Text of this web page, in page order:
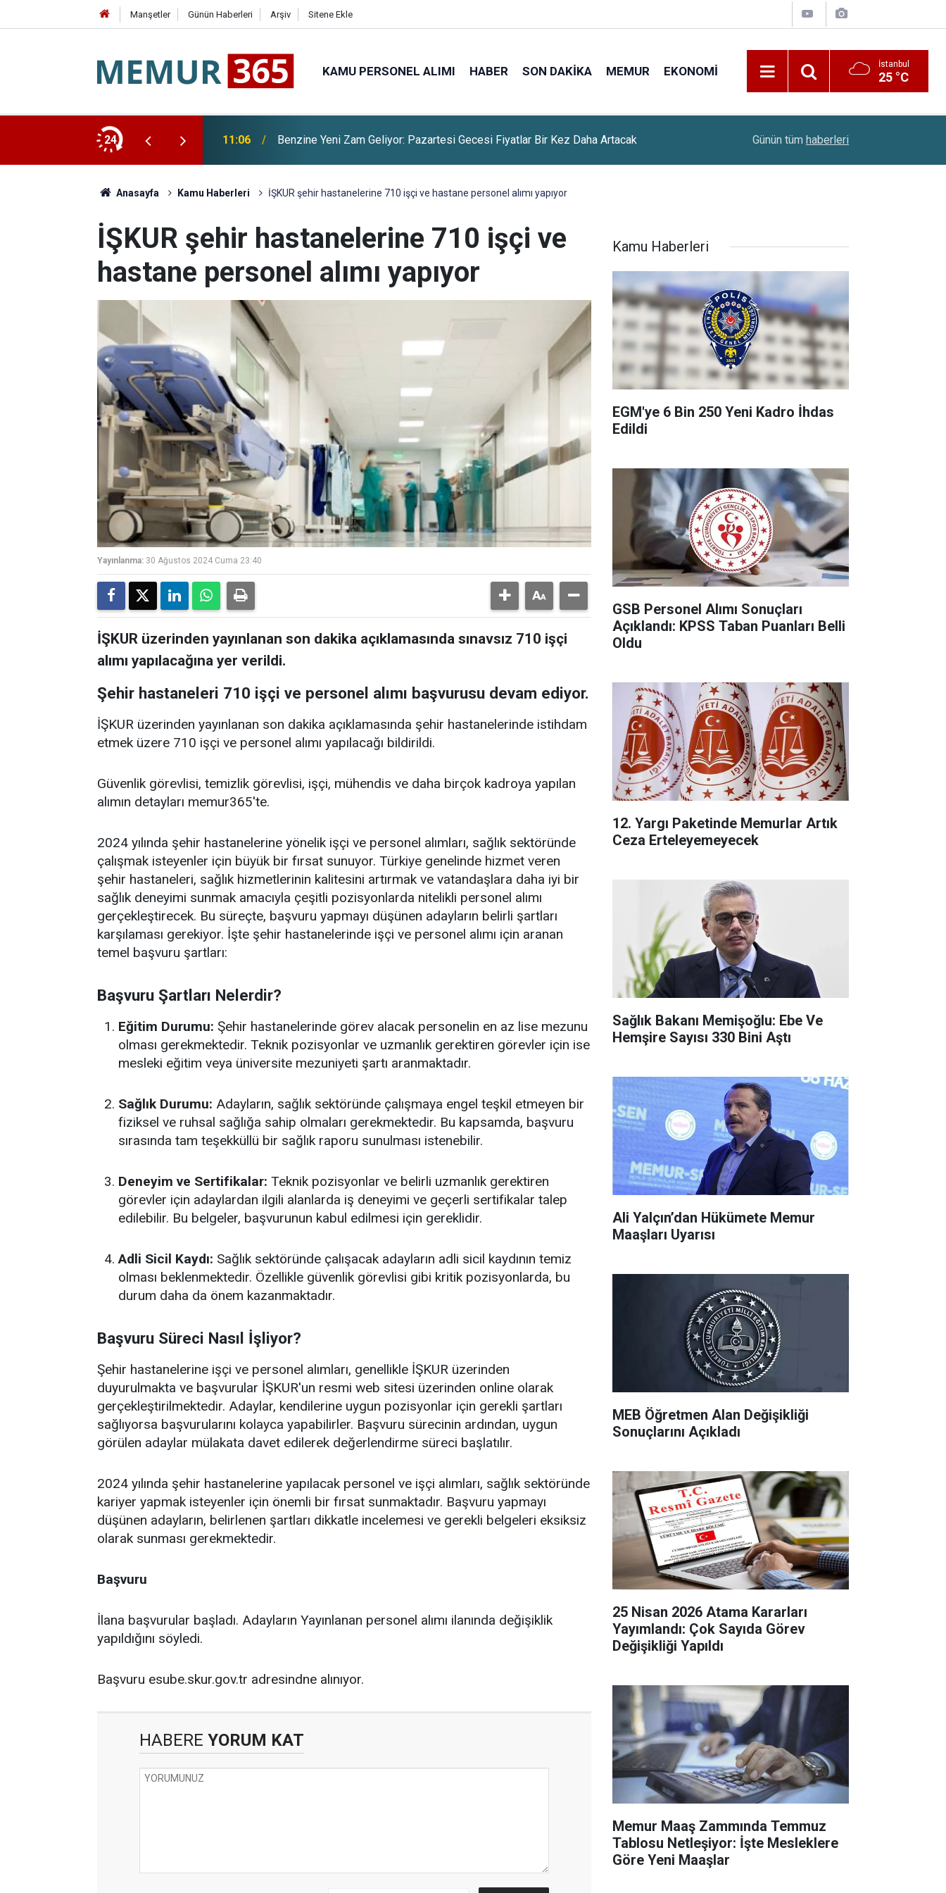
Manşetler Günün Haberleri Arşiv Sitene Ekle
KAMU PERSONEL ALIMI HABER SON DAKIKA MEMUR EKONOMI İstanbul
25 °C
24 11:06 Benzine Yeni Zam Geliyor: Pazartesi Gecesi Fiyatlar Bir Kez Daha Artacak Günün tüm haberleri
Anasayfa Kamu Haberleri İŞKUR şehir hastanelerine 710 işçi ve hastane personel alımı yapıyor
İŞKUR şehir hastanelerine 710 işçi ve
hastane personel alımı yapıyor
Yayınlanma: 30 Ağustos 2024 Cuma 23:40
İŞKUR üzerinden yayınlanan son dakika açıklamasında sınavsız 710 işçi
alımı yapılacağına yer verildi.
Şehir hastaneleri 710 işçi ve personel alımı başvurusu devam ediyor.
İŞKUR üzerinden yayınlanan son dakika açıklamasında şehir hastanelerinde istihdam
etmek üzere 710 işçi ve personel alımı yapılacağı bildirildi.
Güvenlik görevlisi, temizlik görevlisi, işçi, mühendis ve daha birçok kadroya yapılan
alımın detayları memur365'te.
2024 yılında şehir hastanelerine yönelik işçi ve personel alımları, sağlık sektöründe
çalışmak isteyenler için büyük bir fırsat sunuyor. Türkiye genelinde hizmet veren
şehir hastaneleri, sağlık hizmetlerinin kalitesini artırmak ve vatandaşlara daha iyi bir
sağlık deneyimi sunmak amacıyla çeşitli pozisyonlarda nitelikli personel alımı
gerçekleştirecek. Bu süreçte, başvuru yapmayı düşünen adayların belirli şartları
karşılaması gerekiyor. İşte şehir hastanelerinde işçi ve personel alımı için aranan
temel başvuru şartları:
Başvuru Şartları Nelerdir?
Eğitim Durumu: Şehir hastanelerinde görev alacak personelin en az lise mezunu
olması gerekmektedir. Teknik pozisyonlar ve uzmanlık gerektiren görevler için ise
mesleki eğitim veya üniversite mezuniyeti şartı aranmaktadır.
Sağlık Durumu: Adayların, sağlık sektöründe çalışmaya engel teşkil etmeyen bir
fiziksel ve ruhsal sağlığa sahip olmaları gerekmektedir. Bu kapsamda, başvuru
sırasında tam teşekküllü bir sağlık raporu sunulması istenebilir.
Deneyim ve Sertifikalar: Teknik pozisyonlar ve belirli uzmanlık gerektiren
görevler için adaylardan ilgili alanlarda iş deneyimi ve geçerli sertifikalar talep
edilebilir. Bu belgeler, başvurunun kabul edilmesi için gereklidir.
Adli Sicil Kaydı: Sağlık sektöründe çalışacak adayların adli sicil kaydının temiz
olması beklenmektedir. Özellikle güvenlik görevlisi gibi kritik pozisyonlarda, bu
durum daha da önem kazanmaktadır.
Başvuru Süreci Nasıl İşliyor?
Şehir hastanelerine işçi ve personel alımları, genellikle İŞKUR üzerinden
duyurulmakta ve başvurular İŞKUR'un resmi web sitesi üzerinden online olarak
gerçekleştirilmektedir. Adaylar, kendilerine uygun pozisyonlar için gerekli şartları
sağlıyorsa başvurularını kolayca yapabilirler. Başvuru sürecinin ardından, uygun
görülen adaylar mülakata davet edilerek değerlendirme süreci başlatılır.
2024 yılında şehir hastanelerine yapılacak personel ve işçi alımları, sağlık sektöründe
kariyer yapmak isteyenler için önemli bir fırsat sunmaktadır. Başvuru yapmayı
düşünen adayların, belirlenen şartları dikkatle incelemesi ve gerekli belgeleri eksiksiz
olarak sunması gerekmektedir.
Başvuru
İlana başvurular başladı. Adayların Yayınlanan personel alımı ilanında değişiklik
yapıldığını söyledi.
Başvuru esube.skur.gov.tr adresindne alınıyor.
HABERE YORUM KAT
Kamu Haberleri
EGM'ye 6 Bin 250 Yeni Kadro İhdas
Edildi
GSB Personel Alımı Sonuçları
Açıklandı: KPSS Taban Puanları Belli
Oldu
12. Yargı Paketinde Memurlar Artık
Ceza Erteleyemeyecek
Sağlık Bakanı Memişoğlu: Ebe Ve
Hemşire Sayısı 330 Bini Aştı
Ali Yalçın’dan Hükümete Memur
Maaşları Uyarısı
MEB Öğretmen Alan Değişikliği
Sonuçlarını Açıkladı
25 Nisan 2026 Atama Kararları
Yayımlandı: Çok Sayıda Görev
Değişikliği Yapıldı
Memur Maaş Zammında Temmuz
Tablosu Netleşiyor: İşte Mesleklere
Göre Yeni Maaşlar